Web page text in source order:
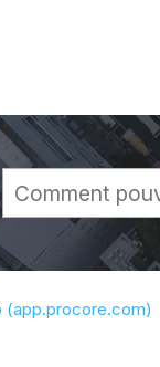
globale
(app.procore.com)